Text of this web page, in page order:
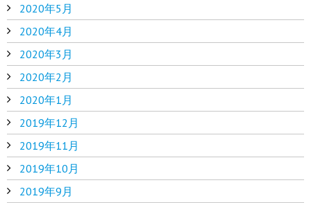
2020年5月
2020年4月
2020年3月
2020年2月
2020年1月
2019年12月
2019年11月
2019年10月
2019年9月